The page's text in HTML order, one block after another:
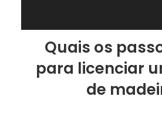
Quais os
para licenciar
de